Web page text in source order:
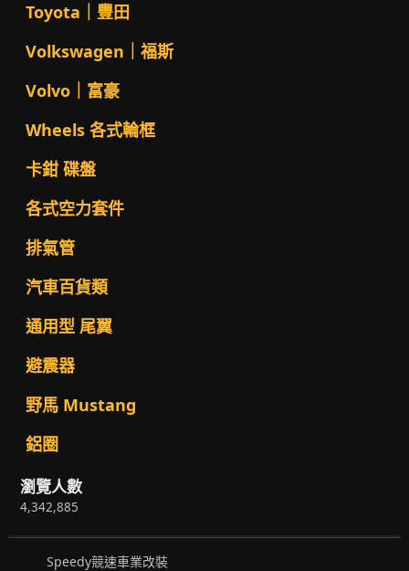
Toyota｜豐田
Volkswagen｜福斯
Volvo｜富豪
Wheels 各式輪框
卡鉗 碟盤
各式空力套件
排氣管
汽車百貨類
通用型 尾翼
避震器
野馬 Mustang
鋁圈
瀏覽人數
4,342,885
Speedy競速車業改裝